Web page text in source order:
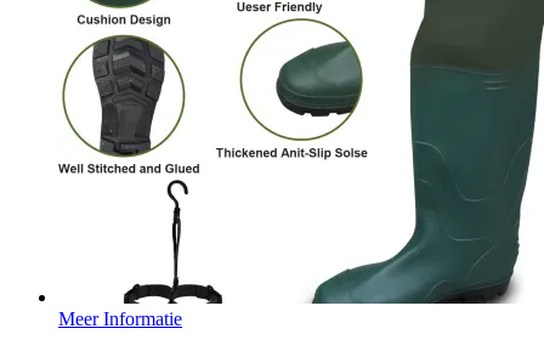
Meer Informatie